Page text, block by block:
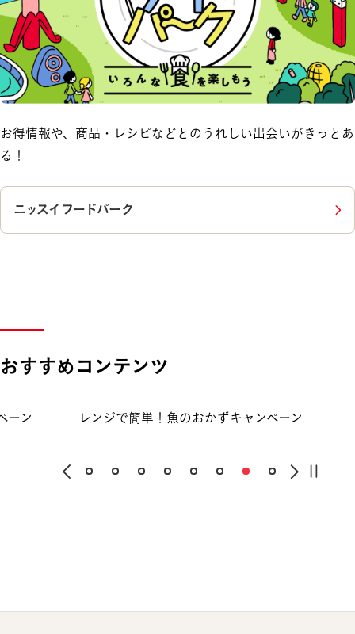
お得情報や、商品・レシピなどとのうれしい出会いがきっとあ
る！
ニッスイフードパーク
おすすめコンテンツ
ーン レンジで簡単！魚のおかずキャンペーン